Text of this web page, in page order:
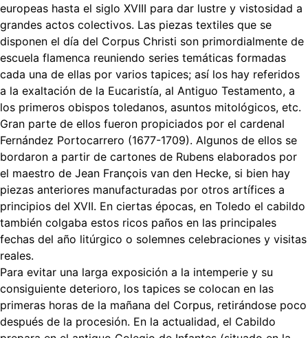
europeas hasta el siglo XVIII para dar lustre y vistosidad a
grandes actos colectivos. Las piezas textiles que se
disponen el día del Corpus Christi son primordialmente de
escuela flamenca reuniendo series temáticas formadas
cada una de ellas por varios tapices; así los hay referidos
a la exaltación de la Eucaristía, al Antiguo Testamento, a
los primeros obispos toledanos, asuntos mitológicos, etc.
Gran parte de ellos fueron propiciados por el cardenal
Fernández Portocarrero (1677-1709). Algunos de ellos se
bordaron a partir de cartones de Rubens elaborados por
el maestro de Jean François van den Hecke, si bien hay
piezas anteriores manufacturadas por otros artífices a
principios del XVII. En ciertas épocas, en Toledo el cabildo
también colgaba estos ricos paños en las principales
fechas del año litúrgico o solemnes celebraciones y visitas
reales.
Para evitar una larga exposición a la intemperie y su
consiguiente deterioro, los tapices se colocan en las
primeras horas de la mañana del Corpus, retirándose poco
después de la procesión. En la actualidad, el Cabildo